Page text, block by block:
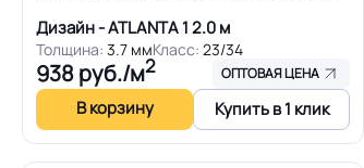
Дизайн - ATLANTA 12.0 м
Толщина: 3.7 ммКласс: 23/34
938руб./м2 ОПТОВАЯ ЦЕНА
В корзину Купить в 1 клик